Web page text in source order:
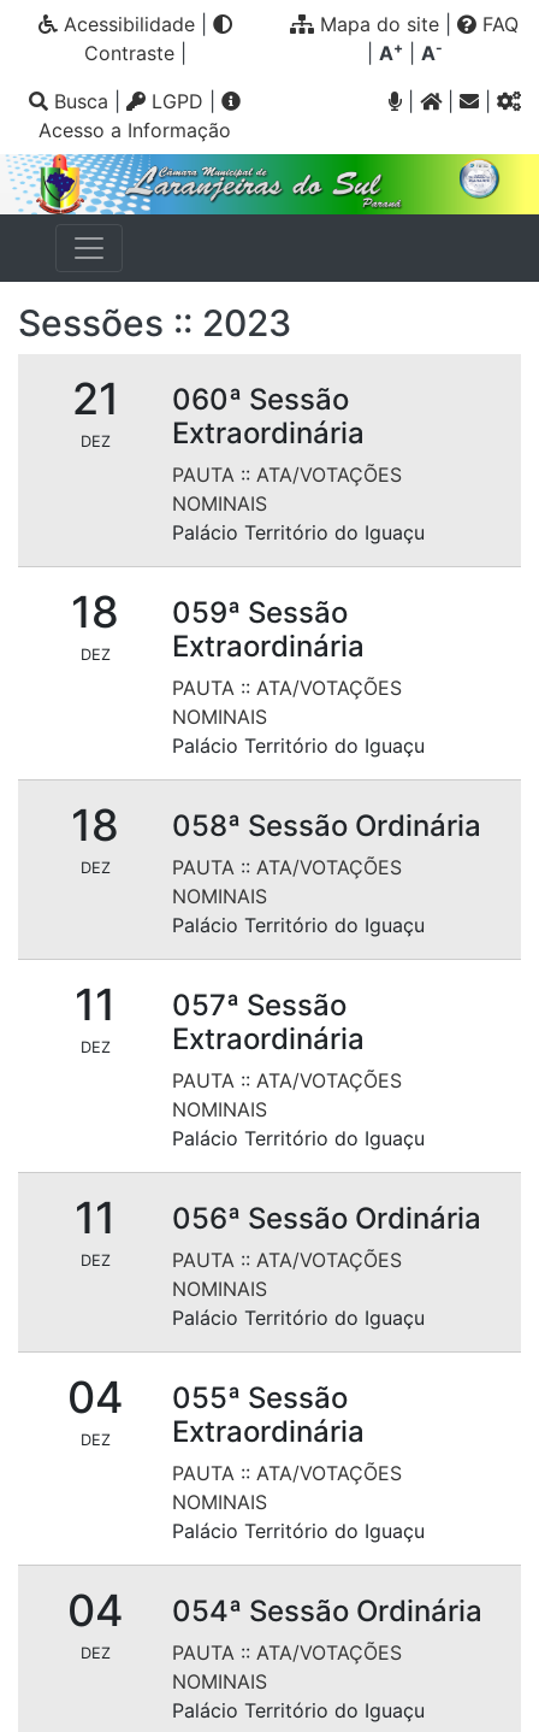
Acessibilidade|
Contraste|
Mapa do site
FAQ
A+ A-
Busca LGPD
Acesso a Informação
|
Sessões :: 2023
21
DEZ
060ª Sessão
Extraordinária
PAUTA :: ATA/VOTAÇÕES
NOMINAIS
Palácio Território do Iguaçu
18
DEZ
059ª Sessão
Extraordinária
PAUTA :: ATA/VOTAÇÕES
NOMINAIS
Palácio Território do Iguaçu
18
DEZ
058ª Sessão Ordinária
PAUTA :: ATA/VOTAÇÕES
NOMINAIS
Palácio Território do Iguaçu
11
DEZ
057ª Sessão
Extraordinária
PAUTA :: ATA/VOTAÇÕES
NOMINAIS
Palácio Território do Iguaçu
11
DEZ
056ª Sessão Ordinária
PAUTA :: ATA/VOTAÇÕES
NOMINAIS
Palácio Território do Iguaçu
04
DEZ
055ª Sessão
Extraordinária
PAUTA :: ATA/VOTAÇÕES
NOMINAIS
Palácio Território do Iguaçu
04
DEZ
054ª Sessão Ordinária
PAUTA :: ATA/VOTAÇÕES
NOMINAIS
Palácio Território do Iguaçu